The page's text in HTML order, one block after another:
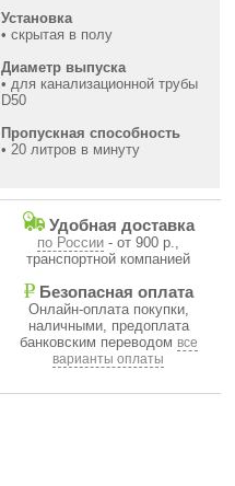
Установка
• скрытая в полу
Диаметр выпуска
• для канализационной трубы
D50
Пропускная способность
• 20 литров в минуту
Удобная доставка
по России - от 900 р.,
транспортной компанией
Безопасная оплата
Онлайн-оплата покупки,
наличными, предоплата
банковским переводом все
варианты оплаты